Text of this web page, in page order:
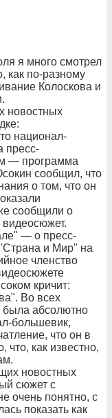
я много смотрел
как по-разному
Колоскова и
новостных
национал-
пресс-
— программа
сообщил, что
о том, что он
сообщили о
— о пресс-
и Мир" на
членство
кричит:
Во всех
была абсолютно
большевик,
что он в
как известно,
новостных
сюжет с
очень понятно, с
показать как